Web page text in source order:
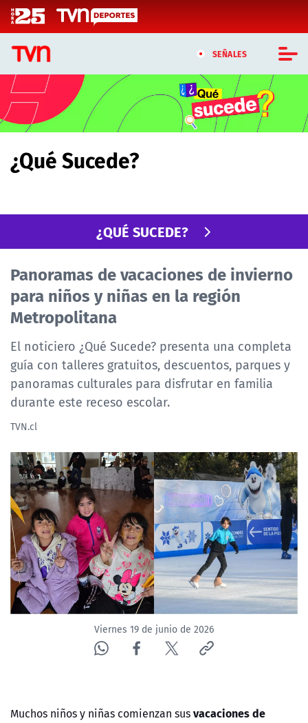
Click acá para ir directamente al contenido
SEÑALES
CASTING MASTERCHEF CHILE
CASTING TVN VERTICAL
TVN VERTICAL
NTV
ACTUALIDAD Y TENDENCIAS
CORPORATIVO Y TRANSPARENCIA
CANAL DE DENUNCIAS
¿Qué Sucede?
¿QUÉ SUCEDE?
Panoramas de vacaciones de invierno
para niños y niñas en la región
Metropolitana
El noticiero ¿Qué Sucede? presenta una completa
guía con talleres gratuitos, descuentos, parques y
panoramas culturales para disfrutar en familia
durante este receso escolar.
TVN.cl
Viernes 19 de junio de 2026
Muchos niños y niñas comienzan susvacaciones de